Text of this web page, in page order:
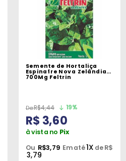
Semente de Hortaliça
Espinafre Nova Zelândia
700Mg Feltrin
R$4,44 19%
R$ 3,60
à vista no Pix
Ou R$3,79 Em até1X de R$
3,79